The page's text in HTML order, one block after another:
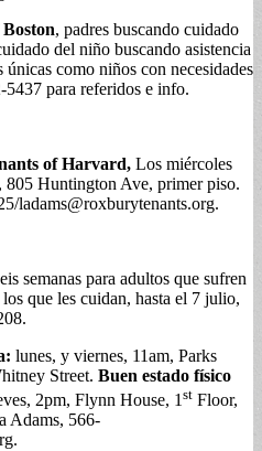
, padres buscando cuidado
del niño buscando asistencia
como niños con necesidades
5437 para referidos e info.
of Harvard, Los miércoles
Huntington Ave, primer piso.
ladams@roxburytenants.org.
semanas para adultos que sufren
que les cuidan, hasta el 7 julio,
lunes, y viernes, 11am, Parks
Street. Buen estado físico
2pm, Flynn House, 1 st Floor,
Adams, 566-
.